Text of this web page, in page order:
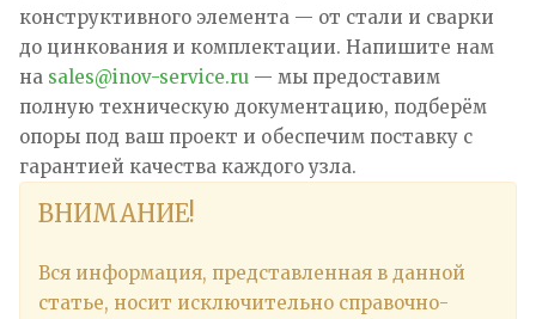
конструктивного элемента — от стали и сварки
до цинкования и комплектации. Напишите нам
на sales@inov-service.ru — мы предоставим
полную техническую документацию, подберём
опоры под ваш проект и обеспечим поставку с
гарантией качества каждого узла.
ВНИМАНИЕ!
Вся информация, представленная в данной
статье, носит исключительно справочно-